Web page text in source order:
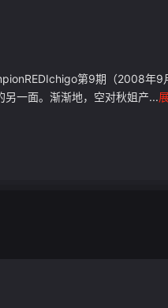
第9期（2008年
一面。渐渐地，空对秋姐产...